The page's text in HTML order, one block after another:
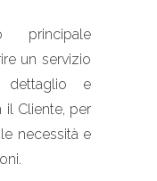
principale
un servizio
dettaglio e
Cliente, per
necessità e